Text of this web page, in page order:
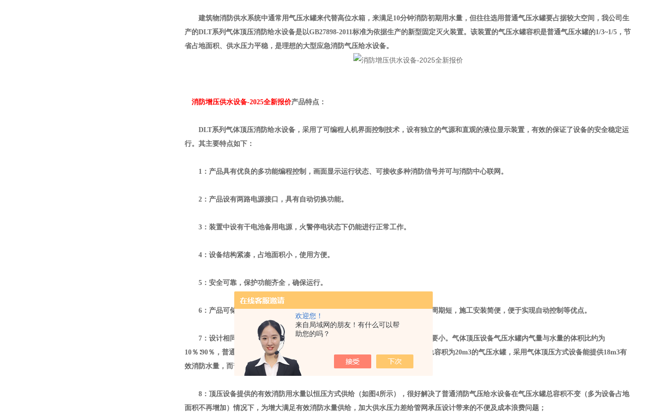
欢迎您！
来自局域网的朋友！有什么可以帮
助您的吗？
建筑物消防供水系统中通常用气压水罐来代替高位水箱，来满足10分钟消防初期用水量，但往往选用普通气压水罐要占据较大空间，我公司生
产的DLT系列气体顶压消防给水设备是以GB27898-2011标准为依据生产的新型固定灭火装置。该装置的气压水罐容积是普通气压水罐的1/3~1/5 ，节
省占地面积、供水压力平稳，是理想的大型应急消防气压给水设备。
消防增压供水设备-2025全新报价产品特点：
DLT系列气体顶压消防给水设备，采用了可编程人机界面控制技术，设有独立的气源和直观的液位显示装置，有效的保证了设备的安全稳定运
行。其主要特点如下：
1 ：产品具有优良的多功能编程控制，画面显示运行状态、可接收多种消防信号并可与消防中心联网。
2 ：产品设有两路电源接口，具有自动切换功能。
3 ：装置中设有干电池备用电源，火警停电状态下仍能进行正常工作。
4 ：设备结构紧凑，占地面积小，使用方便。
5 ：安全可靠，保护功能齐全，确保运行。
6 ：产品可储存10分钟的消防用水，能替代室内消防水箱，具有投资省，建设周期短，施工安装简便，便于实现自动控制等优点。
7 ：设计相同的有效消防用水量所需气压水罐的容积比普通气压给水设备相比要小。气体顶压设备气压水罐内气量与水量的体积比约为
10％∶90％，普通类型的这一比例约为（ 所示总容积为20m3的气压水罐，采用气体顶压方式设备能提供18m3有
效消防水量，而普通气压方式设备最多能提供
12m3 有效消防水量；
8 ：顶压设备提供的有效消防用水量以恒压方式供给（如图4所示），很好解决了普通消防气压给水设备在气压水罐总容积不变（多为设备占地
面积不再增加）情况下，为增大满足有效消防水量供给，加大供水压力差给管网承压设计带来的不便及成本浪费问题；